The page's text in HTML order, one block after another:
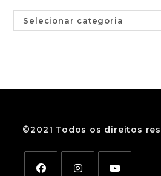
Selecionar categoria
©2021 Todos os direitos